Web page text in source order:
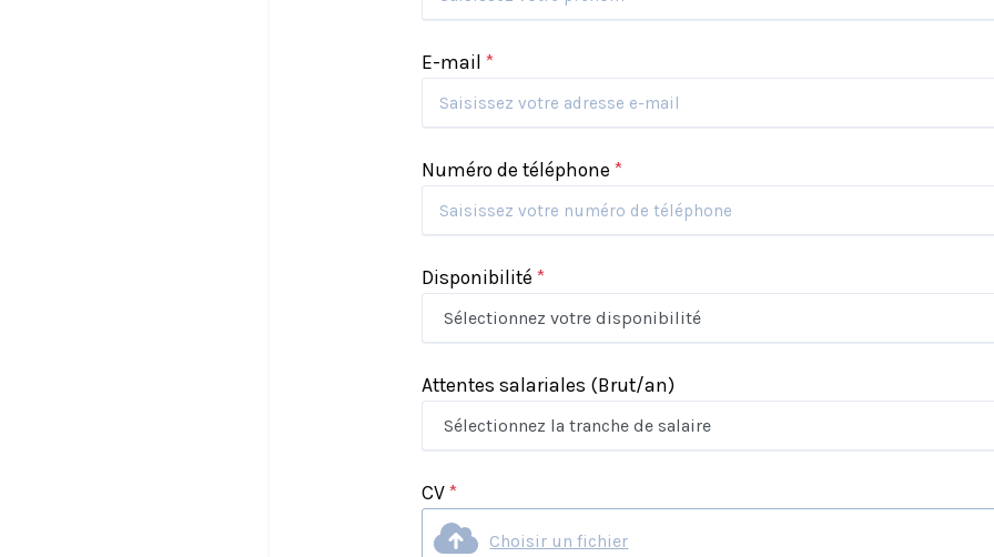
E-mail*
Numéro de téléphone*
Disponibilité*
Attentes salariales (Brut/an)
CV*
Choisir un fichier